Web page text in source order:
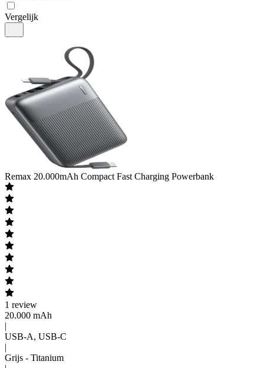
Vergelijk
Remax 20.000mAh Compact Fast Charging Powerbank
1 review
20.000 mAh
|
USB-A, USB-C
|
Grijs - Titanium